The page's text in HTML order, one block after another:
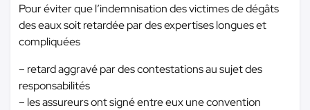
Pour éviter que l’indemnisation des victimes de dégâts
des eaux soit retardée par des expertises longues et
compliquées
– retard aggravé par des contestations au sujet des
responsabilités
– les assureurs ont signé entre eux une convention